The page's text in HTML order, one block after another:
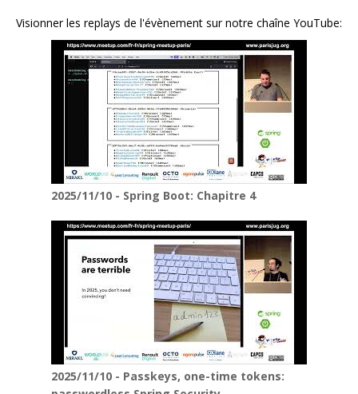
Visionner les replays de l'évènement sur notre chaîne YouTube:
2025/11/10 - Spring Boot: Chapitre 4
2025/11/10 - Passkeys, one-time tokens: